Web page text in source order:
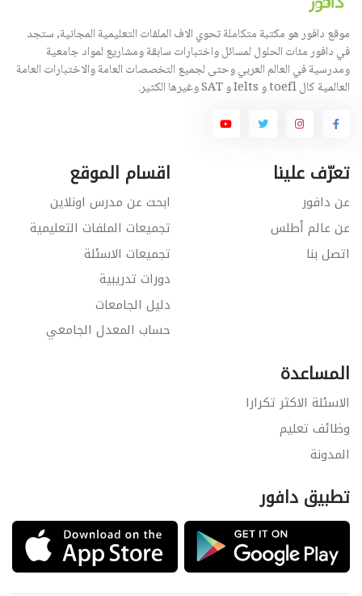
موقع دافور هو مكتبة متكاملة تحوي الاف الملفات التعليمية المجانية, ستجد
في دافور مئات الحلول لمسائل واختبارات سابقة ومشاريع لمواد جامعية
ومدرسية في العالم العربي وحتى لجميع التخصصات العامة والاختبارات العامة
العالمية كال toefl و Ielts و SAT وغيرها الكثير.
تعرّف علينا
عن دافور
عن عالم أطلس
اتصل بنا
اقسام الموقع
ابحث عن مدرس اونلاين
تجميعات الملفات التعليمية
تجميعات الاسئلة
دورات تدريبية
دليل الجامعات
حساب المعدل الجامعي
المساعدة
الاسئلة الاكثر تكرارا
وظائف تعليم
المدونة
تطبيق دافور